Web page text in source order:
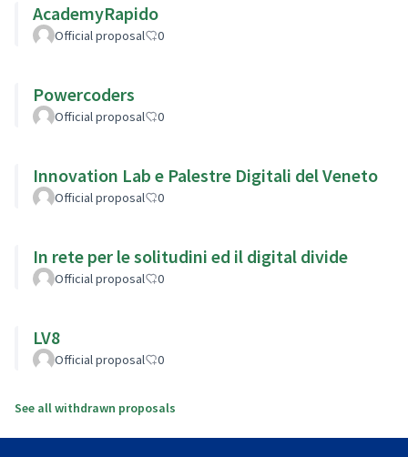
AcademyRapido
Official proposal 0
Powercoders
Official proposal 0
Innovation Lab e Palestre Digitali del Veneto
Official proposal 0
In rete per le solitudini ed il digital divide
Official proposal 0
LV8
Official proposal 0
See all withdrawn proposals